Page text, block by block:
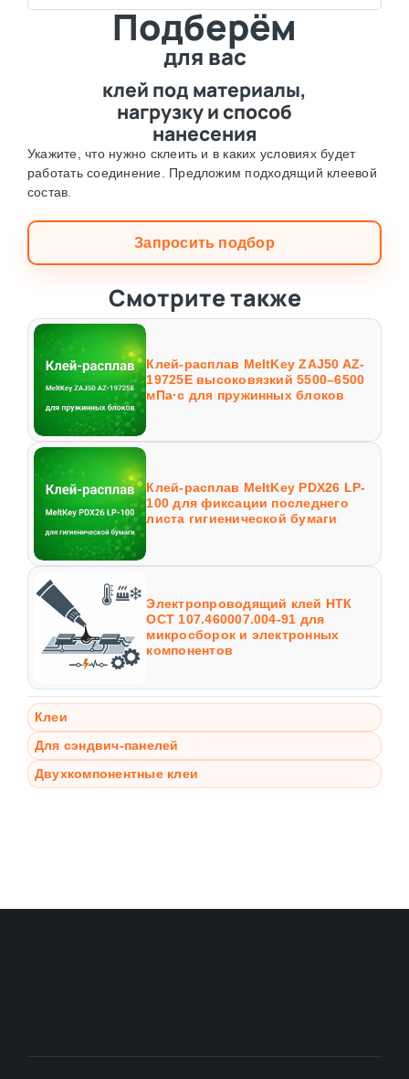
Подберём
для вас
клей под материалы,
нагрузку и способ
нанесения
Укажите, что нужно склеить и в каких условиях будет
работать соединение. Предложим подходящий клеевой
состав.
Запросить подбор
Смотрите также
Клей-расплав MeltKey ZAJ50 AZ-
19725E высоковязкий 5500–6500
мПа·с для пружинных блоков
Клей-расплав MeltKey PDX26 LP-
100 для фиксации последнего
листа гигиенической бумаги
Электропроводящий клей НТК
ОСТ 107.460007.004-91 для
микросборок и электронных
компонентов
Клеи
Для сэндвич-панелей
Двухкомпонентные клеи